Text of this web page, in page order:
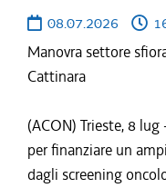
08.07.2026
Manovra settore
Cattinara
(ACON) Trieste, 8
per finanziare un
dagli screening